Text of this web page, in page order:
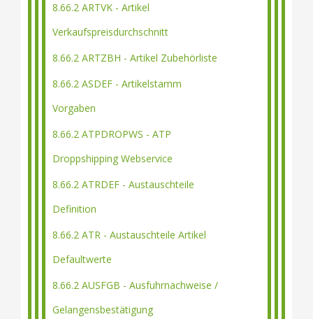
8.66.2 ARTVK - Artikel
Verkaufspreisdurchschnitt
8.66.2 ARTZBH - Artikel Zubehörliste
8.66.2 ASDEF - Artikelstamm
Vorgaben
8.66.2 ATPDROPWS - ATP
Droppshipping Webservice
8.66.2 ATRDEF - Austauschteile
Definition
8.66.2 ATR - Austauschteile Artikel
Defaultwerte
8.66.2 AUSFGB - Ausfuhrnachweise /
Gelangensbestätigung